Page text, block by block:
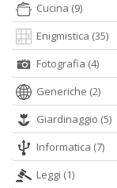
Cucina (9)
Enigmistica (35)
Fotografia (4)
Generiche (2)
Giardinaggio (5)
Informatica (7)
Leggi (1)